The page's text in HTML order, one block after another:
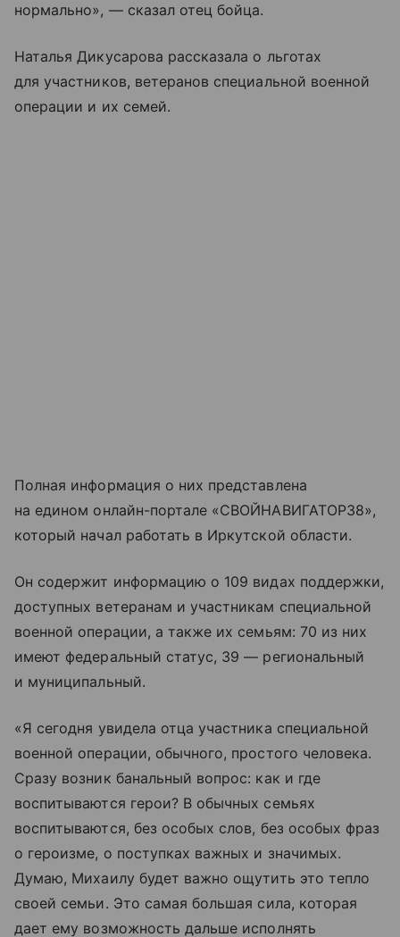
нормально», — сказал отец бойца.
Наталья Дикусарова рассказала о льготах
для участников, ветеранов специальной военной
операции и их семей.
Полная информация о них представлена
на едином онлайн-портале «СВОЙНАВИГАТОР38»,
который начал работать в Иркутской области.
Он содержит информацию о 109 видах поддержки,
доступных ветеранам и участникам специальной
военной операции, а также их семьям: 70 из них
имеют федеральный статус, 39 — региональный
и муниципальный.
«Я сегодня увидела отца участника специальной
военной операции, обычного, простого человека.
Сразу возник банальный вопрос: как и где
воспитываются герои? В обычных семьях
воспитываются, без особых слов, без особых фраз
о героизме, о поступках важных и значимых.
Думаю, Михаилу будет важно ощутить это тепло
своей семьи. Это самая большая сила, которая
дает ему возможность дальше исполнять